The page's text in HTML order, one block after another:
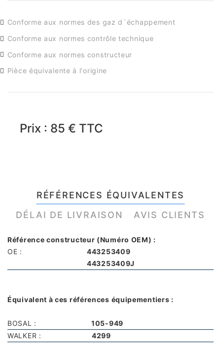
Conforme aux normes des gaz d´échappement
Conforme aux normes contrôle technique
Conforme aux normes constructeur
Pièce équivalente à l'origine
Prix : 85 € TTC
RÉFÉRENCES ÉQUIVALENTES
DÉLAI DE LIVRAISON
AVIS CLIENTS
Référence constructeur (Numéro OEM) :
OE :
443253409
443253409J
Équivalent à ces références équipementiers :
BOSAL :
105-949
WALKER :
4299